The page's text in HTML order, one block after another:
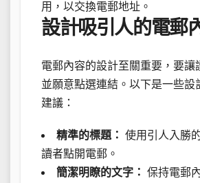
用，以交換電郵地址。
設計吸引人的電郵
電郵內容的設計至關重要，要讓
並願意點選連結。以下是一些設
建議：
精準的標題： 使用引人入勝
讀者點開電郵。
簡潔明瞭的文字： 保持電郵